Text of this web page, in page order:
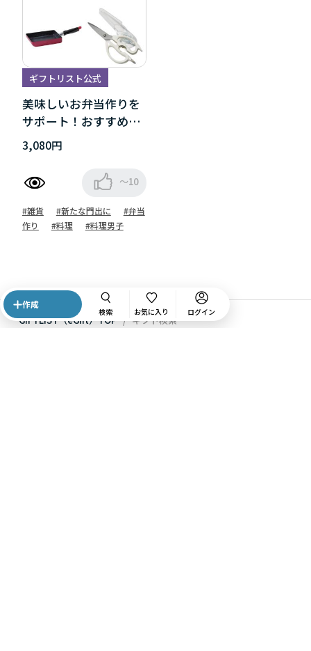
ギフトリスト公式
美味しいお弁当作りを
サポート！おすすめグ
ッズ
3,080円
～10
#雑貨 #新たな門出に
#弁当
作り
#料理 #料理男子
GIFTLIST（eGift）TOP ギフト検索
作成
検索 お気に入り ログイン